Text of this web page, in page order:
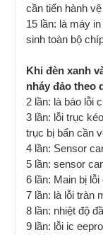
cần tiến hành
15 lần: là máy
sinh toàn bộ
Khi đèn xanh
nháy đảo theo
2 lần: là báo lỗi
3 lần: lỗi trục
trục bị bẩn cần
4 lần: Sensor
5 lần: sensor
6 lần: Main bị
7 lần: là lỗi tràn
8 lần: nhiệt độ
9 lần: lỗi ic